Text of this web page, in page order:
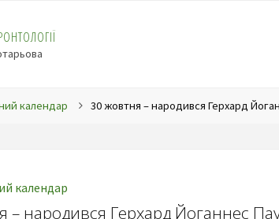
ОНТОЛОГІЇ
календар 30 жовтня – народився Герхард
календар
– народився Герхард Йоганнес